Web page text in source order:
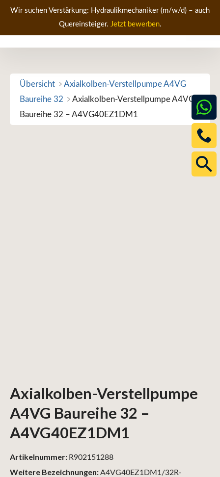
Zum
springen
Wir suchen Verstärkung: Hydraulikmechaniker (m/w/d) – auch
Quereinsteiger. Jetzt bewerben.
Übersicht
Axialkolben-Verstellpumpe A4VG
Baureihe 32
Axialkolben-Verstellpumpe A4VG
Baureihe 32 – A4VG40EZ1DM1
Axialkolben-Verstellpumpe
A4VG Baureihe 32 –
A4VG40EZ1DM1
Weitere Bezeichnungen:A4VG40EZ1DM1/32R-
Artikelnummer: R902151288